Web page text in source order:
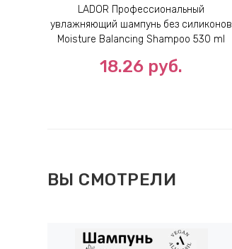
LADOR Профессиональный
увлажняющий шампунь без силиконов
Moisture Balancing Shampoo 530 ml
18.26 руб.
ВЫ СМОТРЕЛИ